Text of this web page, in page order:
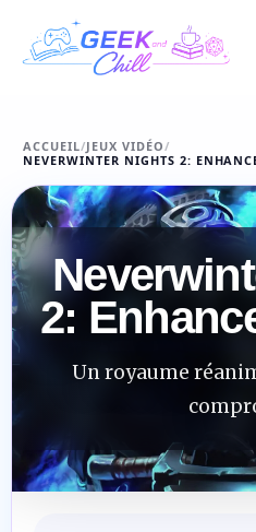
ACCUEIL/JEUX VIDÉO/
NEVERWINTER NIGHTS 2:
2:
Un royaume